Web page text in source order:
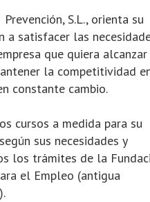
Prevención, S.L., orienta su
a satisfacer las
que quiera
la competitividad
constante cambio.
cursos a medida para su
sus necesidades y
los trámites de la
el Empleo (antigua